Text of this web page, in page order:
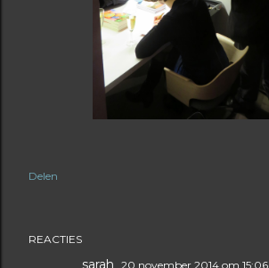
Delen
REACTIES
sarah 20 november 2014 om 15:06